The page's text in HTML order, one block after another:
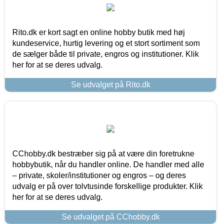
Rito.dk er kort sagt en online hobby butik med høj
kundeservice, hurtig levering og et stort sortiment som
de sælger både til private, engros og institutioner. Klik
her for at se deres udvalg.
Se udvalget på Rito.dk
CChobby.dk bestræber sig på at være din foretrukne
hobbybutik, når du handler online. De handler med alle
– private, skoler/institutioner og engros – og deres
udvalg er på over tolvtusinde forskellige produkter. Klik
her for at se deres udvalg.
Se udvalget på CChobby.dk